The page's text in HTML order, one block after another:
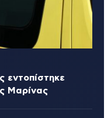
εντοπίστηκε
Μαρίνας